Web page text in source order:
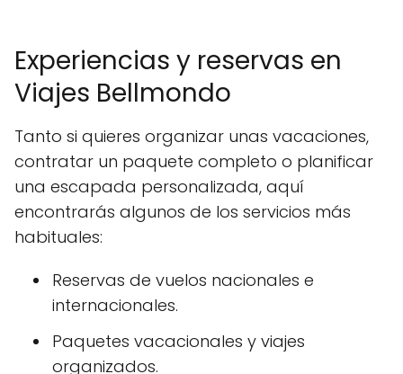
Experiencias y reservas en
Viajes Bellmondo
Tanto si quieres organizar unas vacaciones,
contratar un paquete completo o planificar
una escapada personalizada, aquí
encontrarás algunos de los servicios más
habituales:
Reservas de vuelos nacionales e
internacionales.
Paquetes vacacionales y viajes
organizados.